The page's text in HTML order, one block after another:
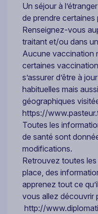
Un séjour à
de prendre
Renseignez-vous
traitant et/ou dans
Aucune vaccination
certaines
s’assurer d’être à
habituelles mais
géographiques
https://
Toutes les
de santé sont
modifications.
Retrouvez toutes
place, des
apprenez tout ce
vous allez découvrir
http://